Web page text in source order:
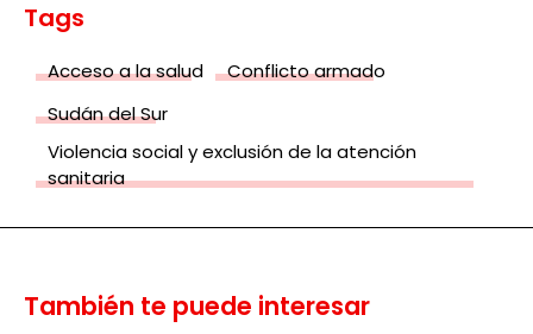
Tags
Acceso a la salud
Conflicto armado
Sudán del Sur
Violencia social y exclusión de la atención
sanitaria
También te puede interesar